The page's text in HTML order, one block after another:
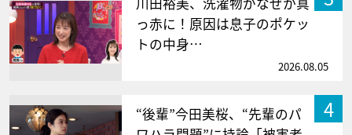
っ赤に！原因は息子のポケッ
トの中身…
2026.08.05
4
“後輩”今田美桜、“先輩のパ